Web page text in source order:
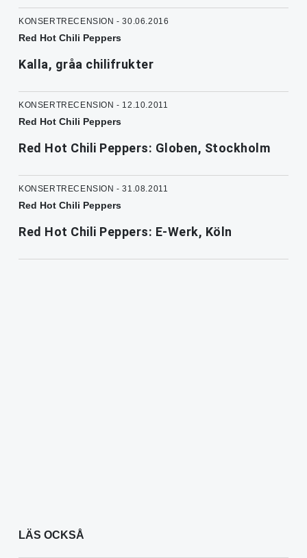
KONSERTRECENSION - 30.06.2016
Red Hot Chili Peppers
Kalla, gråa chilifrukter
KONSERTRECENSION - 12.10.2011
Red Hot Chili Peppers
Red Hot Chili Peppers: Globen, Stockholm
KONSERTRECENSION - 31.08.2011
Red Hot Chili Peppers
Red Hot Chili Peppers: E-Werk, Köln
LÄS OCKSÅ